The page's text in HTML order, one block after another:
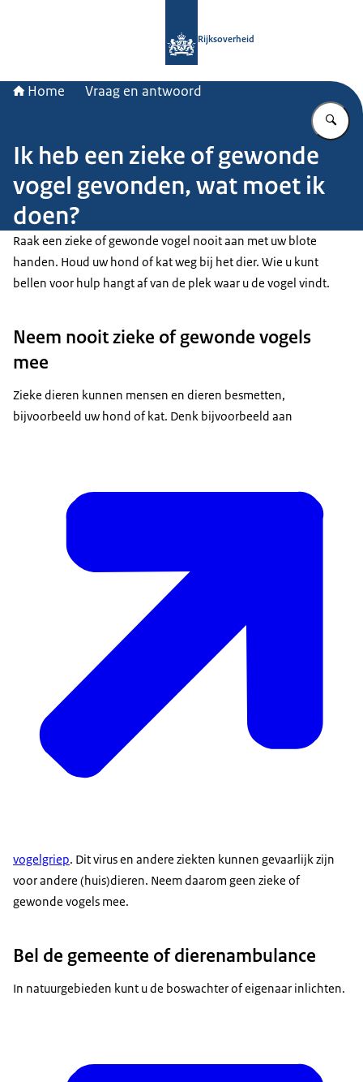
Rijksoverheid
Home Vraag en antwoord
Ik heb een zieke of gewonde
vogel gevonden, wat moet ik
doen?
Raak een zieke of gewonde vogel nooit aan met uw blote
handen. Houd uw hond of kat weg bij het dier. Wie u kunt
bellen voor hulp hangt af van de plek waar u de vogel vindt.
Neem nooit zieke of gewonde vogels
mee
Zieke dieren kunnen mensen en dieren besmetten,
bijvoorbeeld uw hond of kat. Denk bijvoorbeeld aan
vogelgriep. Dit virus en andere ziekten kunnen gevaarlijk zijn
voor andere (huis)dieren. Neem daarom geen zieke of
gewonde vogels mee.
Bel de gemeente of dierenambulance
In natuurgebieden kunt u de boswachter of eigenaar inlichten.